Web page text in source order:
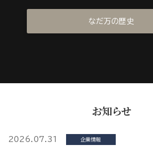
なだ万の歴史
お知らせ
2026.07.31 企業情報